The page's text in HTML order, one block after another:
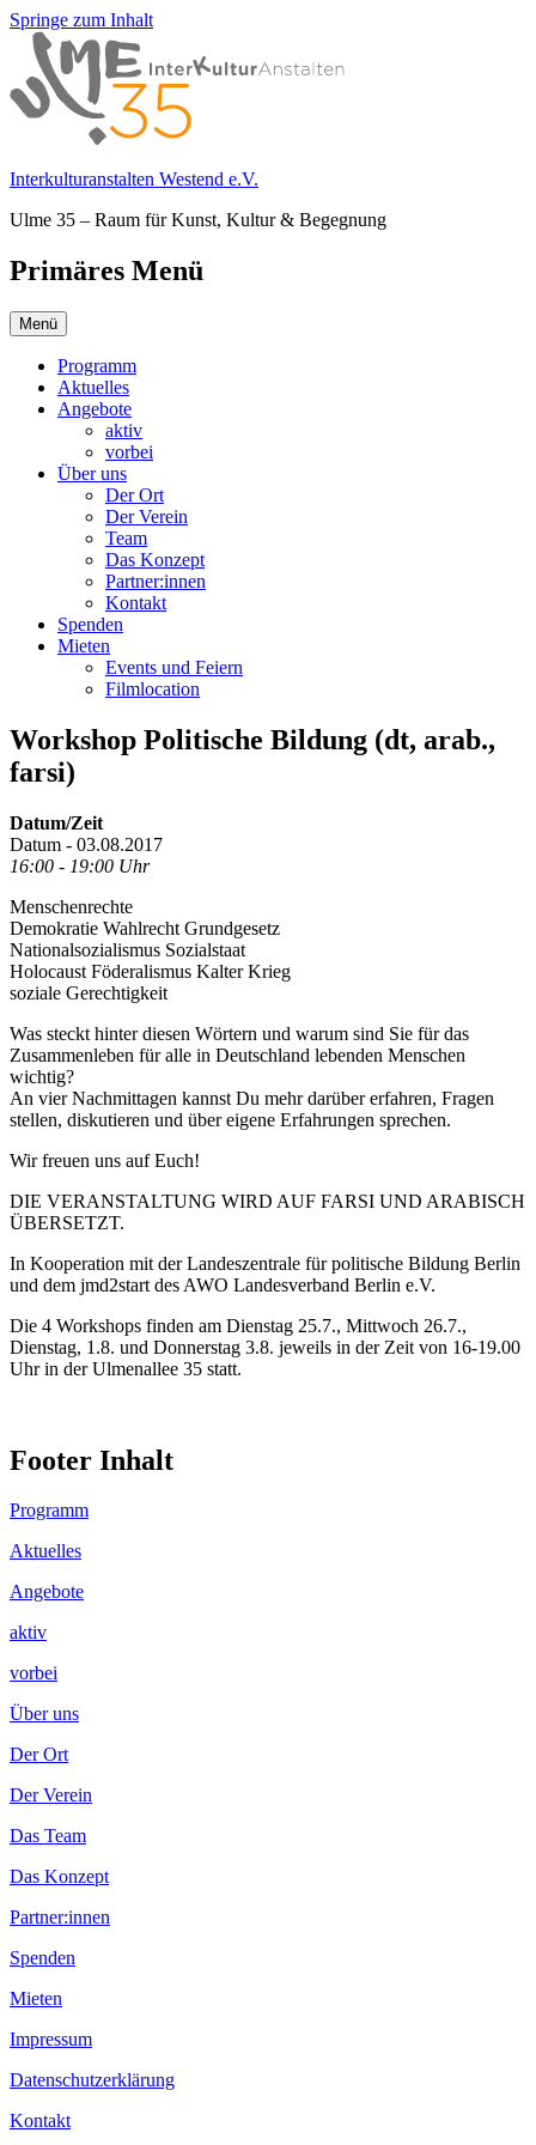
Springe zum Inhalt
Interkulturanstalten Westend e.V.
Ulme 35 – Raum für Kunst, Kultur & Begegnung
Primäres Menü
Menü
Programm
Aktuelles
Angebote
aktiv
vorbei
Über uns
Der Ort
Der Verein
Team
Das Konzept
Partner:innen
Kontakt
Spenden
Mieten
Events und Feiern
Filmlocation
Workshop Politische Bildung (dt, arab.,
farsi)
Datum/Zeit
Datum - 03.08.2017
16:00 - 19:00 Uhr
Menschenrechte
Demokratie Wahlrecht Grundgesetz
Nationalsozialismus Sozialstaat
Holocaust Föderalismus Kalter Krieg
soziale Gerechtigkeit
Was steckt hinter diesen Wörtern und warum sind Sie für das
Zusammenleben für alle in Deutschland lebenden Menschen
wichtig?
An vier Nachmittagen kannst Du mehr darüber erfahren, Fragen
stellen, diskutieren und über eigene Erfahrungen sprechen.
Wir freuen uns auf Euch!
DIE VERANSTALTUNG WIRD AUF FARSI UND ARABISCH
ÜBERSETZT.
In Kooperation mit der Landeszentrale für politische Bildung Berlin
und dem jmd2start des AWO Landesverband Berlin e.V.
Die 4 Workshops finden am Dienstag 25.7., Mittwoch 26.7.,
Dienstag, 1.8. und Donnerstag 3.8. jeweils in der Zeit von 16-19.00
Uhr in der Ulmenallee 35 statt.
Footer Inhalt
Programm
Aktuelles
Angebote
aktiv
vorbei
Über uns
Der Ort
Der Verein
Das Team
Das Konzept
Partner:innen
Spenden
Mieten
Impressum
Datenschutzerklärung
Kontakt